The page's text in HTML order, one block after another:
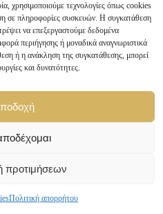
χρησιμοποιούμε τεχνολογίες όπως cookies
σε πληροφορίες συσκευών. Η συγκατάθεση
να επεξεργαστούμε δεδομένα
περιήγησης ή μοναδικά αναγνωριστικά
ή η ανάκληση της συγκατάθεσης, μπορεί
και δυνατότητες.
προτιμήσεων
Πολιτική απορρήτου